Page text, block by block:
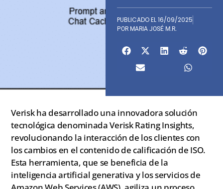
PUBLICADO EL16/09/2025
POR MARIA JOSÉ M.R.
Verisk ha desarrollado una innovadora solución
tecnológica denominada Verisk Rating Insights,
revolucionando la interacción de los clientes con
los cambios en el contenido de calificación de ISO.
Esta herramienta, que se beneficia de la
inteligencia artificial generativa y los servicios de